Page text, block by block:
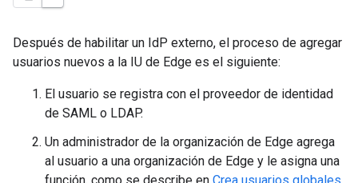
Después de habilitar un IdP externo, el proceso de agregar
usuarios nuevos a la IU de Edge es el siguiente:
El usuario se registra con el proveedor de identidad
de SAML o LDAP.
Un administrador de la organización de Edge agrega
al usuario a una organización de Edge y le asigna una